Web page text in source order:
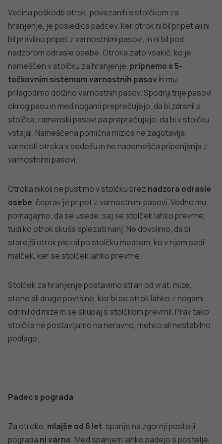
javno
zdravje
Spremljanje okužb s SARS-CoV-2 (covid-19)
PODROBNO
PREPREČEVANJE POŠKODB
Nasveti za varno in veselo noč čarovnic
PODROBNO
NALEZLJIVE BOLEZNI
sincicijskega virusa (RSV)
PODROBNO
Stopite v stik z nami
Ne najdete odgovora na vaše vprašanje? Zastavite nam
vprašanje!
Facebook Twitter